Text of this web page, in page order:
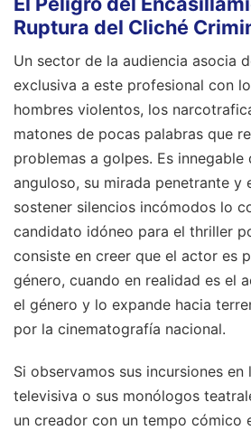
Ruptura del Cliché
Un sector de la audiencia asocia
exclusiva a este profesional con
hombres violentos, los
matones de pocas palabras que
problemas a golpes. Es innegable
anguloso, su mirada penetrante y
sostener silencios incómodos lo
candidato idóneo para el thriller
consiste en creer que el actor es
género, cuando en realidad es el
el género y lo expande hacia
por la cinematografía nacional.
Si observamos sus incursiones en
televisiva o sus monólogos
un creador con un tempo cómico